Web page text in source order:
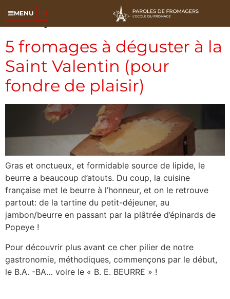
MENU FR
Étiquette :amour
5 fromages à déguster à la
Saint Valentin (pour
fondre de plaisir)
Gras et onctueux, et formidable source de lipide, le
beurre a beaucoup d’atouts. Du coup, la cuisine
française met le beurre à l’honneur, et on le retrouve
partout: de la tartine du petit-déjeuner, au
jambon/beurre en passant par la plâtrée d’épinards de
Popeye !
Pour découvrir plus avant ce cher pilier de notre
gastronomie, méthodiques, commençons par le début,
le B.A. -BA… voire le « B. E. BEURRE » !